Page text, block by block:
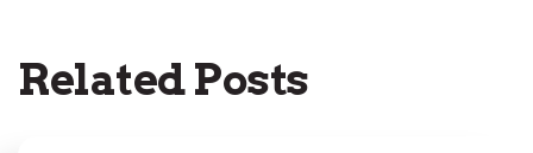
Related Posts